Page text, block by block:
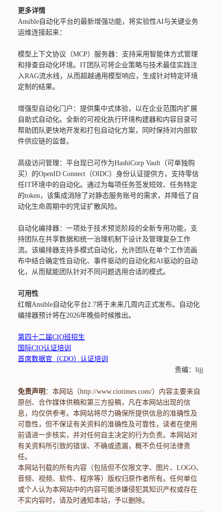
更多详情
Ansible自动化平台的最新增强功能，将实验性AI与关键业务
运维连接起来：
模型上下文协议（MCP）服务器：支持采用智能体方式管理
和排查自动化环境。IT团队可将企业策略与技术最佳实践注
入RAG流水线，从而超越通用模型响应，生成针对特定环境
定制的结果。
增强型自动化门户：提供集中式体验，以在企业范围内扩展
自助式自动化。全新的可视化执行环境构建器和内容目录可
帮助团队更快地开发和打包自动化方案，同时保持对内部软
件供应链的监督。
高级访问管理：平台现已可作为HashiCorp Vault（可单独购
买）的OpenID Connect（OIDC）身份认证提供方，支持零信
任IT环境中的自动化。通过为每项任务签发短效、任务特定
的token，该集成消除了对静态服务账号的需求，并降低了自
动化生命周期中的凭证扩散风险。
自动化编排器：一项处于技术预览阶段的全新专用功能，支
持团队在共享数据和统一治理机制下设计及管理复杂工作
流。该编排器支持多模式自动化，允许团队在单个工作流画
布中结合确定性自动化、事件驱动的自动化和AI驱动的自动
化，从而赋能团队针对不同问题选用合适的模式。
可用性
红帽Ansible自动化平台2.7将于未来几周内正式发布。自动化
编排器预计将在2026年晚些时候推出。
第四十二届CIO班招生
国际CIO认证培训
首席数据官（CDO）认证培训
责编：lijj
免责声明 ：本网站（http://www.ciotimes.com/）内容主要来自
原创、合作媒体供稿和第三方投稿，凡在本网站出现的信
息，均仅供参考。本网站将尽力确保所提供信息的准确性及
可靠性，但不保证有关资料的准确性及可靠性，读者在使用
前请进一步核实，并对任何自主决定的行为负责。本网站对
有关资料所引致的错误、不确或遗漏，概不负任何法律责
任。
本网站刊载的所有内容（包括但不仅限文字、图片、LOGO、
音频、视频、软件、程序等）版权归原作者所有。任何单位
或个人认为本网站中的内容可能涉嫌侵犯其知识产权或存在
不实内容时，请及时通知本站，予以删除。